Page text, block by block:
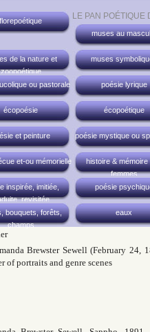
LE PAN POÉTIQUE
florepoétique
muses au
de la nature et
zoopoétique
muses
ou pastorale poésie lyrique
écopoésie écopoétique
et peinture poésie mystique ou
et-ou mémorielle
histoire & mémoire
femmes
inspirée, imitiée,
revisitée
poésie
bouquets, forêts,
champs
eaux
Brewster Sewell (February24
of portraits and genre scenes